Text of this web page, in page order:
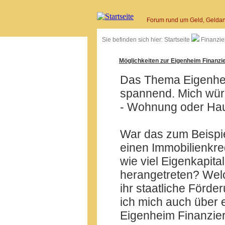
Forum rund um Geld,
Sie befinden sich hier: Startseite
Möglichkeiten zur Eigenheim
Das Thema
spannend. Mich
- Wohnung oder
War das zum
einen
wie viel
herangetreten?
ihr staatliche
ich mich auch über
Eigenheim